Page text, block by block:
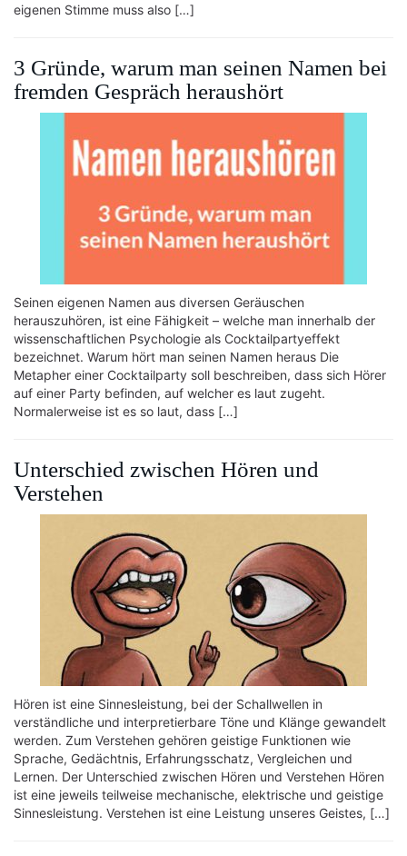
eigenen Stimme muss also […]
3 Gründe, warum man seinen Namen bei
fremden Gespräch heraushört
Seinen eigenen Namen aus diversen Geräuschen
herauszuhören, ist eine Fähigkeit – welche man innerhalb der
wissenschaftlichen Psychologie als Cocktailpartyeffekt
bezeichnet. Warum hört man seinen Namen heraus Die
Metapher einer Cocktailparty soll beschreiben, dass sich Hörer
auf einer Party befinden, auf welcher es laut zugeht.
Normalerweise ist es so laut, dass […]
Unterschied zwischen Hören und
Verstehen
Hören ist eine Sinnesleistung, bei der Schallwellen in
verständliche und interpretierbare Töne und Klänge gewandelt
werden. Zum Verstehen gehören geistige Funktionen wie
Sprache, Gedächtnis, Erfahrungsschatz, Vergleichen und
Lernen. Der Unterschied zwischen Hören und Verstehen Hören
ist eine jeweils teilweise mechanische, elektrische und geistige
Sinnesleistung. Verstehen ist eine Leistung unseres Geistes, […]